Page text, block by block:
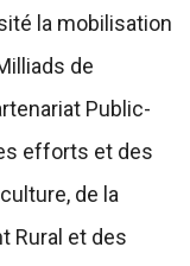
la mobilisation
de
Public-
efforts et des
de la
Rural et des